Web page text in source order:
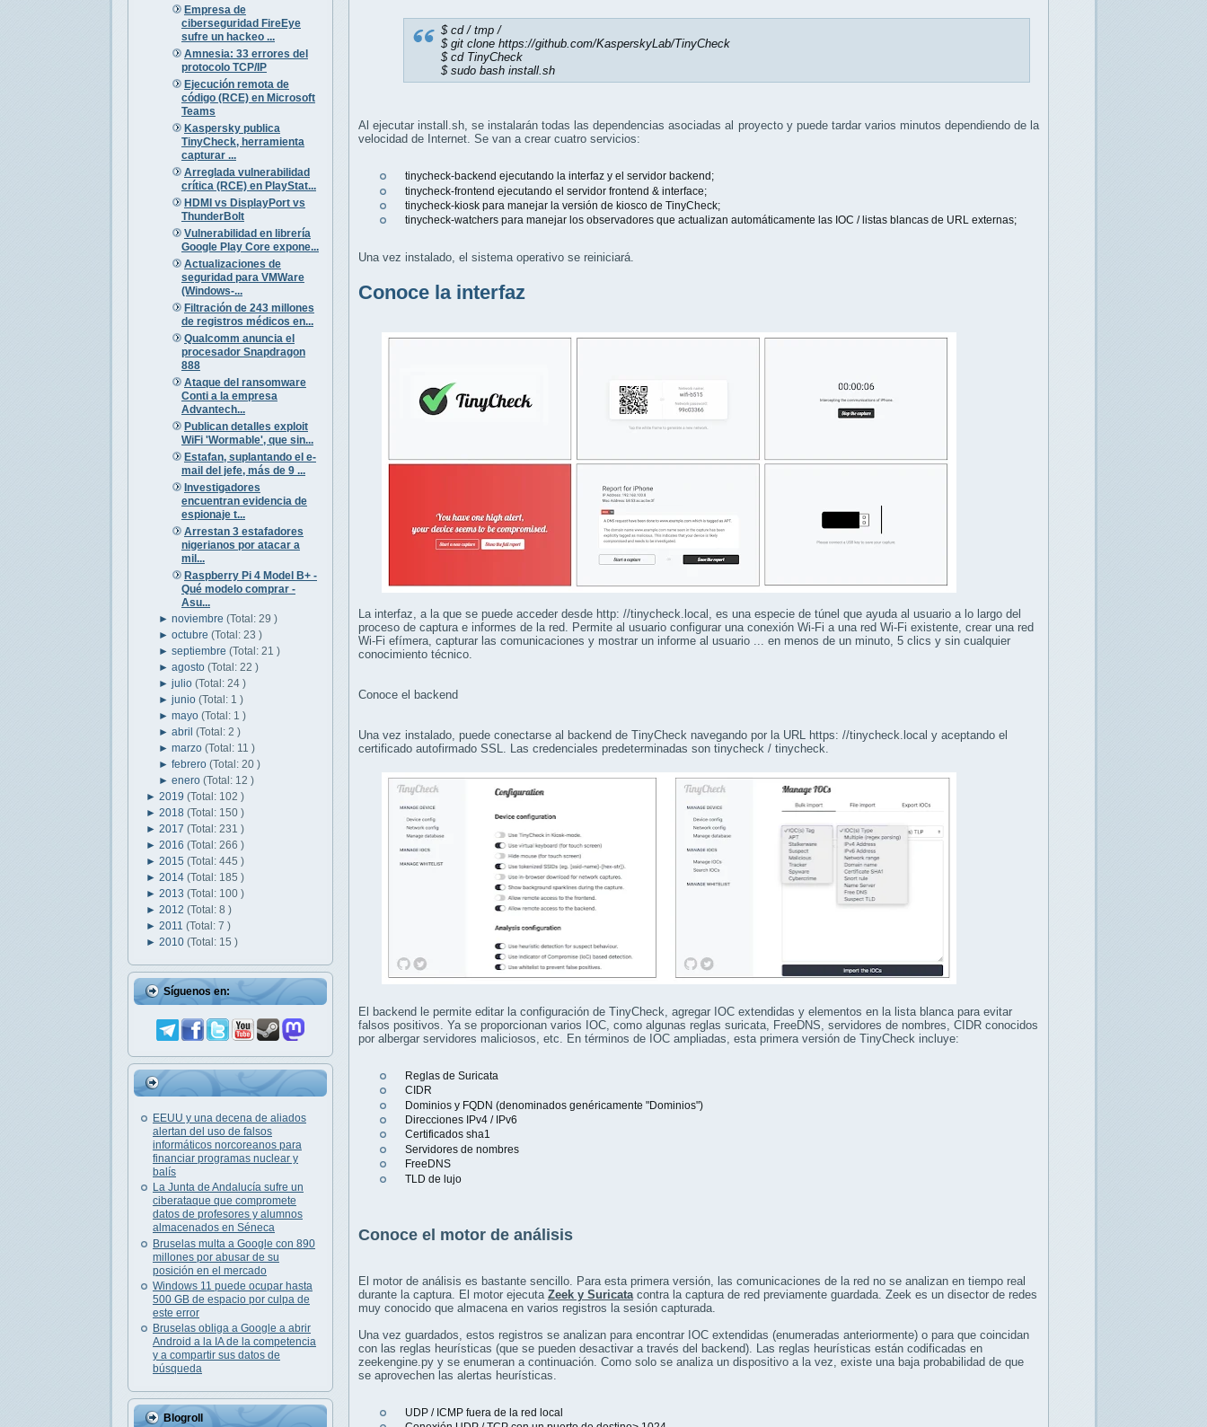
Empresa de
ciberseguridad FireEye
sufre un hackeo ...
Amnesia: 33 errores del
protocolo TCP/IP
Ejecución remota de
código (RCE) en Microsoft
Teams
Kaspersky publica
TinyCheck, herramienta
capturar ...
Arreglada vulnerabilidad
crítica (RCE) en PlayStat...
HDMI vs DisplayPort vs
ThunderBolt
Vulnerabilidad en librería
Google Play Core expone...
Actualizaciones de
seguridad para VMWare
(Windows-...
Filtración de 243 millones
de registros médicos en...
Qualcomm anuncia el
procesador Snapdragon
888
Ataque del ransomware
Conti a la empresa
Advantech...
Publican detalles exploit
WiFi 'Wormable', que sin...
Estafan, suplantando el e-
mail del jefe, más de 9 ...
Investigadores
encuentran evidencia de
espionaje t...
Arrestan 3 estafadores
nigerianos por atacar a
mil...
Raspberry Pi 4 Model B+ -
Qué modelo comprar -
Asu...
►noviembre(Total: 29 )
►octubre(Total: 23 )
►septiembre(Total: 21 )
►agosto(Total: 22 )
►julio(Total: 24 )
►junio(Total: 1 )
►mayo(Total: 1 )
►abril(Total: 2 )
►marzo(Total: 11 )
►febrero(Total: 20 )
►enero(Total: 12 )
► 2019 (Total: 102 )
► 2018 (Total: 150 )
► 2017 (Total: 231 )
► 2016 (Total: 266 )
► 2015 (Total: 445 )
► 2014 (Total: 185 )
► 2013 (Total: 100 )
► 2012 (Total: 8 )
► 2011 (Total: 7 )
► 2010 (Total: 15 )
Síguenos en:
EEUU y una decena de aliados
alertan del uso de falsos
informáticos norcoreanos para
financiar programas nuclear y
balís
La Junta de Andalucía sufre un
ciberataque que compromete
datos de profesores y alumnos
almacenados en Séneca
Bruselas multa a Google con 890
millones por abusar de su
posición en el mercado
Windows 11 puede ocupar hasta
500 GB de espacio por culpa de
este error
Bruselas obliga a Google a abrir
Android a la IA de la competencia
y a compartir sus datos de
búsqueda
Blogroll
$ cd / tmp /
$ git clone https://github.com/KasperskyLab/TinyCheck
$ cd TinyCheck
$ sudo bash install.sh
Al ejecutar install.sh, se instalarán todas las dependencias asociadas al proyecto y puede tardar varios minutos dependiendo de la
velocidad de Internet. Se van a crear cuatro servicios:
tinycheck-backend ejecutando la interfaz y el servidor backend;
tinycheck-frontend ejecutando el servidor frontend & interface;
tinycheck-kiosk para manejar la versión de kiosco de TinyCheck;
tinycheck-watchers para manejar los observadores que actualizan automáticamente las IOC / listas blancas de URL externas;
Una vez instalado, el sistema operativo se reiniciará.
Conoce la interfaz
La interfaz, a la que se puede acceder desde http: //tinycheck.local, es una especie de túnel que ayuda al usuario a lo largo del
proceso de captura e informes de la red. Permite al usuario configurar una conexión Wi-Fi a una red Wi-Fi existente, crear una red
Wi-Fi efímera, capturar las comunicaciones y mostrar un informe al usuario ... en menos de un minuto, 5 clics y sin cualquier
conocimiento técnico.
Conoce el backend
Una vez instalado, puede conectarse al backend de TinyCheck navegando por la URL https: //tinycheck.local y aceptando el
certificado autofirmado SSL. Las credenciales predeterminadas son tinycheck / tinycheck.
El backend le permite editar la configuración de TinyCheck, agregar IOC extendidas y elementos en la lista blanca para evitar
falsos positivos. Ya se proporcionan varios IOC, como algunas reglas suricata, FreeDNS, servidores de nombres, CIDR conocidos
por albergar servidores maliciosos, etc. En términos de IOC ampliadas, esta primera versión de TinyCheck incluye:
Reglas de Suricata
CIDR
Dominios y FQDN (denominados genéricamente "Dominios")
Direcciones IPv4 / IPv6
Certificados sha1
Servidores de nombres
FreeDNS
TLD de lujo
Conoce el motor de análisis
El motor de análisis es bastante sencillo. Para esta primera versión, las comunicaciones de la red no se analizan en tiempo real
durante la captura. El motor ejecuta Zeek y Suricata contra la captura de red previamente guardada. Zeek es un disector de redes
muy conocido que almacena en varios registros la sesión capturada.
Una vez guardados, estos registros se analizan para encontrar IOC extendidas (enumeradas anteriormente) o para que coincidan
con las reglas heurísticas (que se pueden desactivar a través del backend). Las reglas heurísticas están codificadas en
zeekengine.py y se enumeran a continuación. Como solo se analiza un dispositivo a la vez, existe una baja probabilidad de que
se aprovechen las alertas heurísticas.
UDP / ICMP fuera de la red local